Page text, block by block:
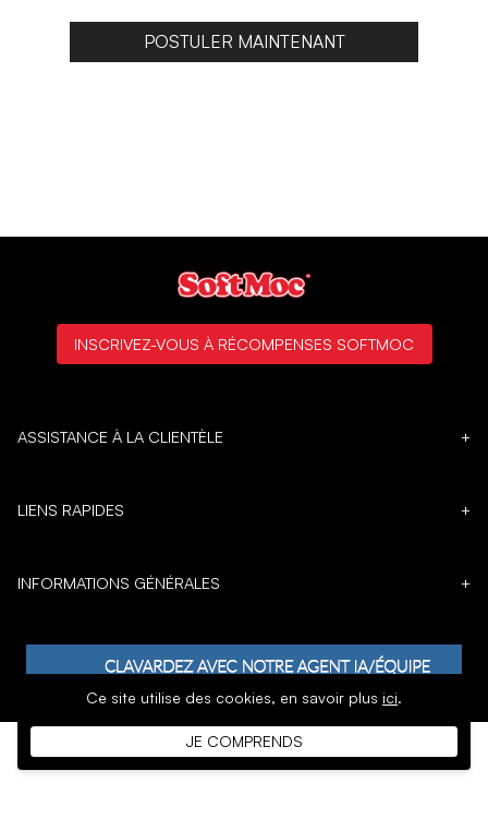
POSTULER MAINTENANT
Ce site utilise des cookies, en savoir plus ici.
JE COMPRENDS
ASSISTANCE À LA CLIENTÈLE +
LIENS RAPIDES +
INFORMATIONS GÉNÉRALES +
INSCRIVEZ-VOUS À RÉCOMPENSES SOFTMOC
𝕏